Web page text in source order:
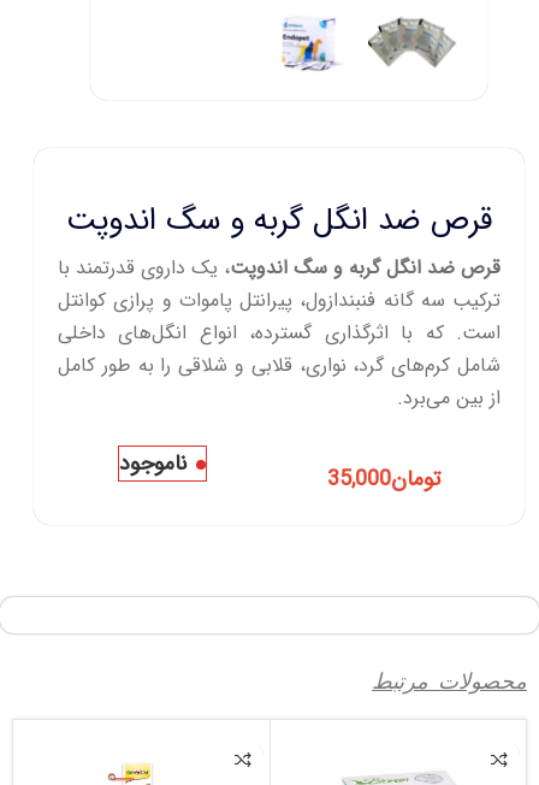
قرص ضد انگل گربه و سگ اندوپت
قرص ضد انگل گربه و سگ اندوپت، یک داروی قدرتمند با
ترکیب سه‌ گانه فنبندازول، پیرانتل پاموات و پرازی‌ کوانتل
است. که با اثرگذاری گسترده، انواع انگل‌های داخلی
شامل کرم‌های گرد، نواری، قلابی و شلاقی را به طور کامل
از بین می‌برد.
تومان35,000 ناموجود
محصولات مرتبط